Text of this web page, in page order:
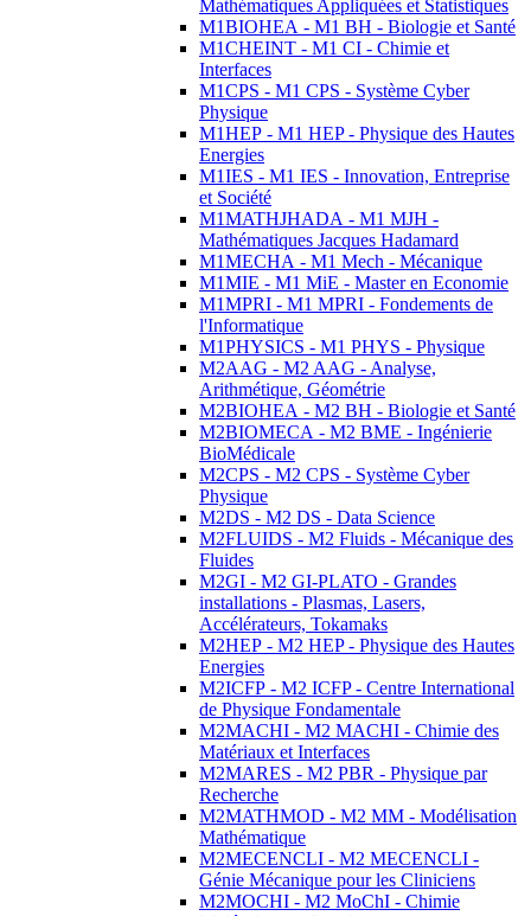
Mathématiques Appliquées et Statistiques
M1BIOHEA - M1 BH - Biologie et Santé
M1CHEINT - M1 CI - Chimie et
Interfaces
M1CPS - M1 CPS - Système Cyber
Physique
M1HEP - M1 HEP - Physique des Hautes
Energies
M1IES - M1 IES - Innovation, Entreprise
et Société
M1MATHJHADA - M1 MJH -
Mathématiques Jacques Hadamard
M1MECHA - M1 Mech - Mécanique
M1MIE - M1 MiE - Master en Economie
M1MPRI - M1 MPRI - Fondements de
l'Informatique
M1PHYSICS - M1 PHYS - Physique
M2AAG - M2 AAG - Analyse,
Arithmétique, Géométrie
M2BIOHEA - M2 BH - Biologie et Santé
M2BIOMECA - M2 BME - Ingénierie
BioMédicale
M2CPS - M2 CPS - Système Cyber
Physique
M2DS - M2 DS - Data Science
M2FLUIDS - M2 Fluids - Mécanique des
Fluides
M2GI - M2 GI-PLATO - Grandes
installations - Plasmas, Lasers,
Accélérateurs, Tokamaks
M2HEP - M2 HEP - Physique des Hautes
Energies
M2ICFP - M2 ICFP - Centre International
de Physique Fondamentale
M2MACHI - M2 MACHI - Chimie des
Matériaux et Interfaces
M2MARES - M2 PBR - Physique par
Recherche
M2MATHMOD - M2 MM - Modélisation
Mathématique
M2MECENCLI - M2 MECENCLI -
Génie Mécanique pour les Cliniciens
M2MOCHI - M2 MoChI - Chimie